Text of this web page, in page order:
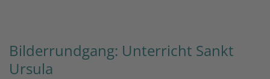
Bilderrundgang: Unterricht Sankt
Ursula